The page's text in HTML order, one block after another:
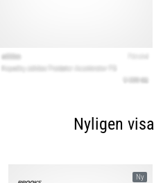
Nyligen
Ny